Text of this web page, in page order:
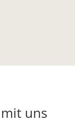
uns